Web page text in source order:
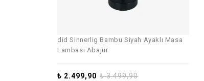
did Sinnerlig Bambu Siyah Ayaklı Masa
Lambası Abajur
₺3.499,90
₺ 2.499,90